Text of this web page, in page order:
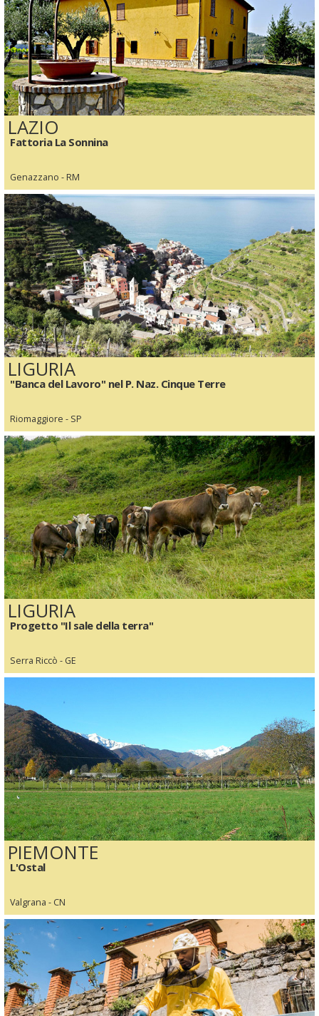
LAZIO
Fattoria La Sonnina
Genazzano - RM
LIGURIA
"Banca del Lavoro" nel P. Naz. Cinque Terre
Riomaggiore - SP
LIGURIA
Progetto "Il sale della terra"
Serra Riccò - GE
PIEMONTE
L'Ostal
Valgrana - CN